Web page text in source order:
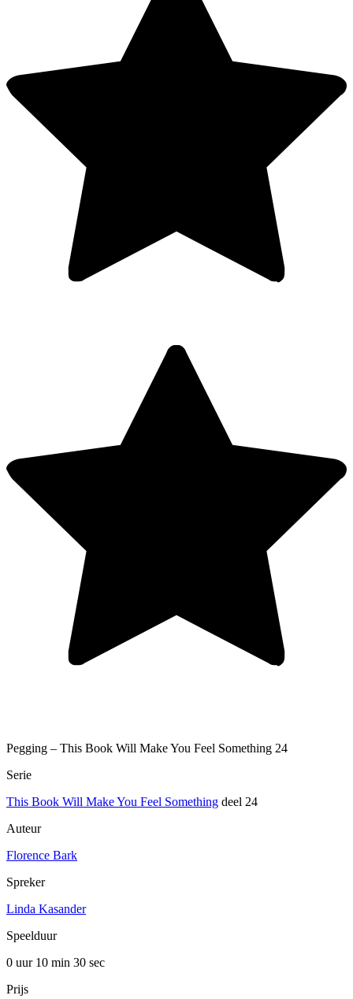
Pegging – This Book Will Make You Feel Something 24
Serie
This Book Will Make You Feel Something deel 24
Auteur
Florence Bark
Spreker
Linda Kasander
Speelduur
0 uur 10 min 30 sec
Prijs